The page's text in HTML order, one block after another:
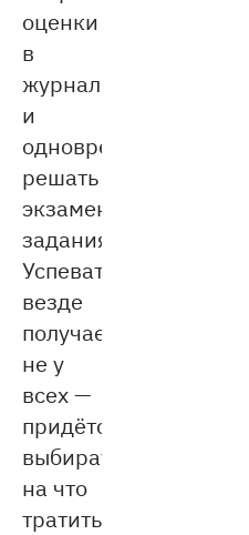
оценки
в
журнале
и
одновременно
решать
экзаменационные
задания.
Успевать
везде
получается
не у
всех —
придётся
выбирать,
на что
тратить